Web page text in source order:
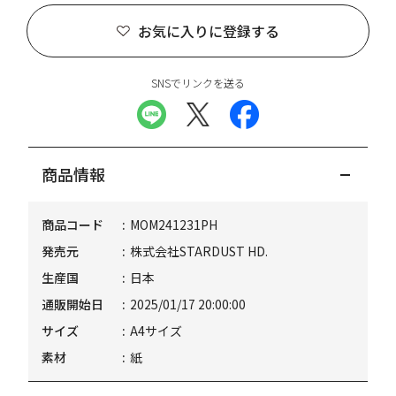
お気に入りに登録する
SNSでリンクを送る
商品情報
商品コード
MOM241231PH
発売元
株式会社STARDUST HD.
生産国
日本
通販開始日
2025/01/17 20:00:00
サイズ
A4サイズ
素材
紙